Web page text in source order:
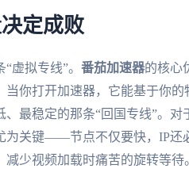
定成败
虚拟专线”。 番茄加速器的核心
当你打开加速器，它能基于你的
、最稳定的那条“回国专线”。对
为关键——节点不仅要快，IP还
少视频加载时痛苦的旋转等待